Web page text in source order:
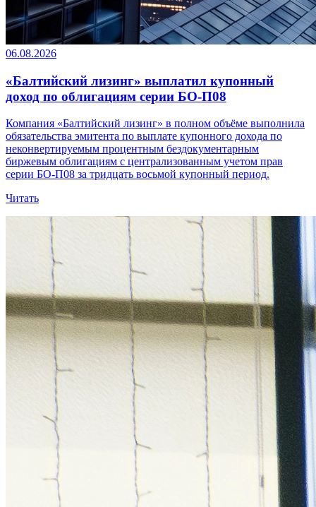
06.08.2026
«Балтийский лизинг» выплатил купонный
доход по облигациям серии БО-П08
Компания «Балтийский лизинг» в полном объёме выполнила
обязательства эмитента по выплате купонного дохода по
неконвертируемым процентным бездокументарным
биржевым облигациям с централизованным учетом прав
серии БО-П08 за тридцать восьмой купонный период.
Читать